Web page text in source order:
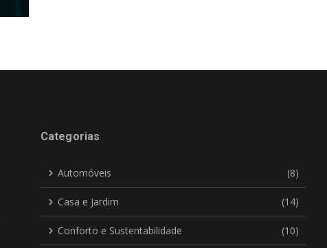
Categorias
Automóveis (8)
Casa e Jardim (14)
Conforto e Sustentabilidade (10)